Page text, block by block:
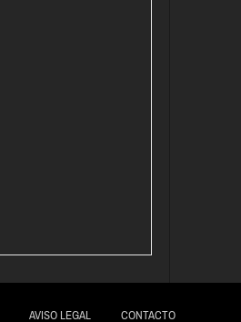
AVISO LEGAL CONTACTO